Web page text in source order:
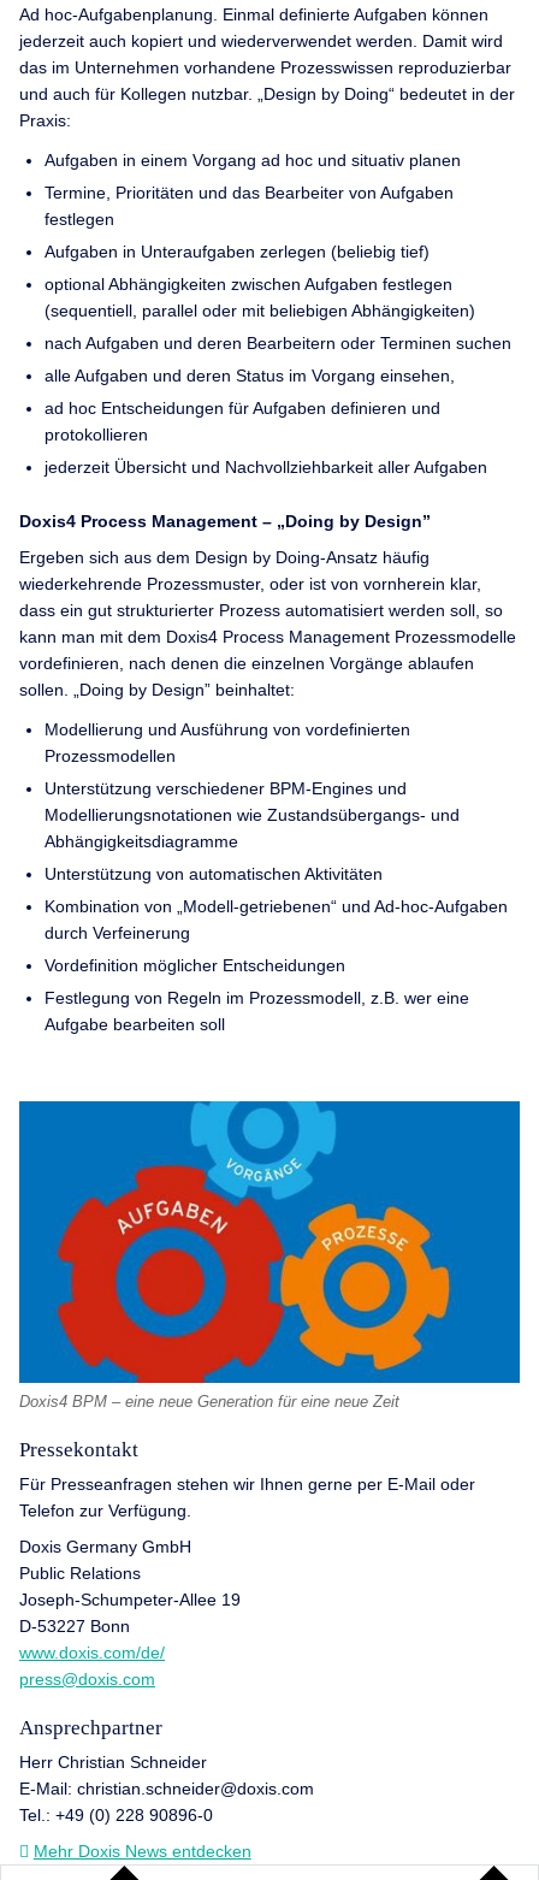
Ad hoc-Aufgabenplanung. Einmal definierte Aufgaben können
jederzeit auch kopiert und wiederverwendet werden. Damit wird
das im Unternehmen vorhandene Prozesswissen reproduzierbar
und auch für Kollegen nutzbar. „Design by Doing“ bedeutet in der
Praxis:
Aufgaben in einem Vorgang ad hoc und situativ planen
Termine, Prioritäten und das Bearbeiter von Aufgaben
festlegen
Aufgaben in Unteraufgaben zerlegen (beliebig tief)
optional Abhängigkeiten zwischen Aufgaben festlegen
(sequentiell, parallel oder mit beliebigen Abhängigkeiten)
nach Aufgaben und deren Bearbeitern oder Terminen suchen
alle Aufgaben und deren Status im Vorgang einsehen,
ad hoc Entscheidungen für Aufgaben definieren und
protokollieren
jederzeit Übersicht und Nachvollziehbarkeit aller Aufgaben
Doxis4 Process Management – „Doing by Design”
Ergeben sich aus dem Design by Doing-Ansatz häufig
wiederkehrende Prozessmuster, oder ist von vornherein klar,
dass ein gut strukturierter Prozess automatisiert werden soll, so
kann man mit dem Doxis4 Process Management Prozessmodelle
vordefinieren, nach denen die einzelnen Vorgänge ablaufen
sollen. „Doing by Design” beinhaltet:
Modellierung und Ausführung von vordefinierten
Prozessmodellen
Unterstützung verschiedener BPM-Engines und
Modellierungsnotationen wie Zustandsübergangs- und
Abhängigkeitsdiagramme
Unterstützung von automatischen Aktivitäten
Kombination von „Modell-getriebenen“ und Ad-hoc-Aufgaben
durch Verfeinerung
Vordefinition möglicher Entscheidungen
Festlegung von Regeln im Prozessmodell, z.B. wer eine
Aufgabe bearbeiten soll
Doxis4 BPM – eine neue Generation für eine neue Zeit
Pressekontakt
Für Presseanfragen stehen wir Ihnen gerne per E-Mail oder
Telefon zur Verfügung.
Doxis Germany GmbH
Public Relations
Joseph-Schumpeter-Allee 19
D-53227 Bonn
www.doxis.com/de/
press@doxis.com
Ansprechpartner
Herr Christian Schneider
E-Mail: christian.schneider@doxis.com
Tel.: +49 (0) 228 90896-0
Mehr Doxis News entdecken